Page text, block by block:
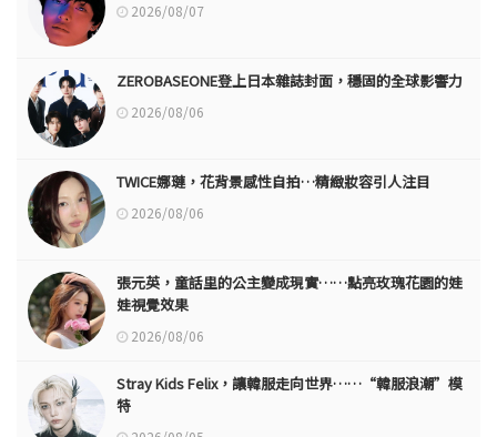
2026/08/07
ZEROBASEONE登上日本雜誌封面，穩固的全球影響力
2026/08/06
TWICE娜璉，花背景感性自拍…精緻妝容引人注目
2026/08/06
張元英，童話里的公主變成現實……點亮玫瑰花園的娃
娃視覺效果
2026/08/06
Stray Kids Felix，讓韓服走向世界……“韓服浪潮”模
特